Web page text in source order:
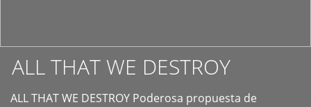
ALL THAT WE DESTROY
ALL THAT WE DESTROY Poderosa propuesta de